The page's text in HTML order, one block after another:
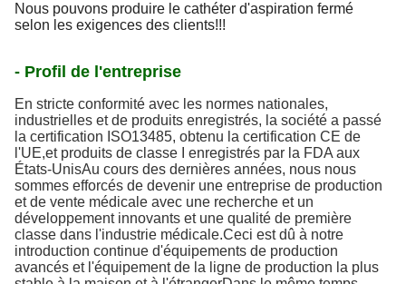
Nous pouvons produire le cathéter d'aspiration fermé
selon les exigences des clients!!!
- Profil de l'entreprise
En stricte conformité avec les normes nationales,
industrielles et de produits enregistrés, la société a passé
la certification ISO13485, obtenu la certification CE de
l'UE,et produits de classe I enregistrés par la FDA aux
États-UnisAu cours des dernières années, nous nous
sommes efforcés de devenir une entreprise de production
et de vente médicale avec une recherche et un
développement innovants et une qualité de première
classe dans l'industrie médicale.Ceci est dû à notre
introduction continue d'équipements de production
avancés et l'équipement de la ligne de production la plus